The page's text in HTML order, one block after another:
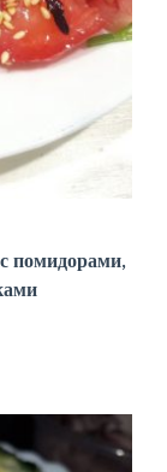
помидорами,